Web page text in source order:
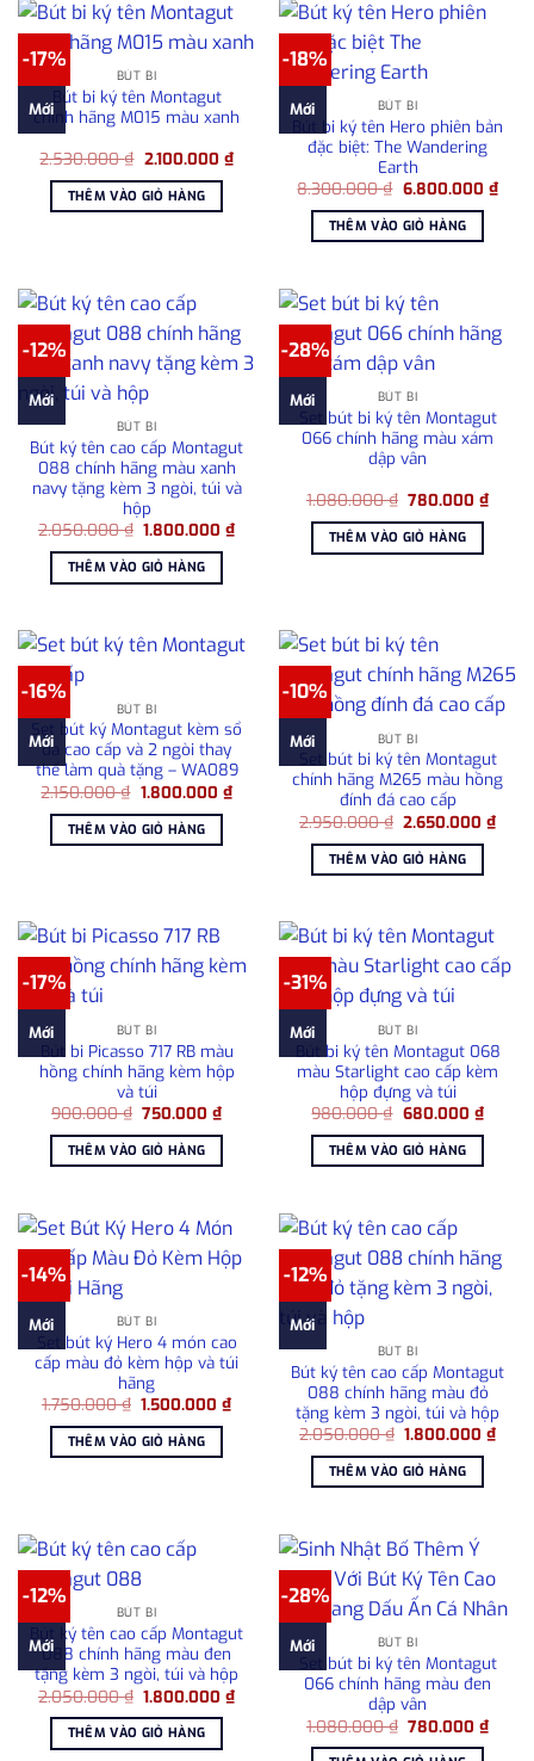
-17%
Mới
BÚT BI
Bút bi ký tên Montagut
chính hãng M015 màu xanh
2.530.000₫ Giá
là:
2.530.000 ₫.
2.100.000 ₫Giá
hiện
2.100.000 ₫.
THÊM VÀO GIỎ HÀNG
-18%
Mới BÚT BI
Bút bi ký tên Hero phiên bản
đặc biệt: The Wandering
Earth
8.300.000₫ Giá
là:
8.300.000 ₫.
6.800.000 ₫Giá
hiện
THÊM VÀO GIỎ HÀNG
-12%
Mới
BÚT BI
Bút ký tên cao cấp Montagut
088 chính hãng màu xanh
navy tặng kèm 3 ngòi, túi và
hộp
2.050.000₫ Giá
là:
2.050.000 ₫.
1.800.000₫Giá
THÊM VÀO GIỎ HÀNG
-28%
Mới BÚT BI
Set bút bi ký tên Montagut
066 chính hãng màu xám
dập vân
1.080.000₫ Giá
là:
1.080.000 ₫.
780.000₫Giá
THÊM VÀO GIỎ HÀNG
-16%
Mới
BÚT BI
Set bút ký Montagut kèm sổ
da cao cấp và 2 ngòi thay
thế làm quà tặng – WA089
2.150.000₫ Giá
là:
2.150.000 ₫.
1.800.000 ₫Giá
hiện
1.800.000 ₫.
THÊM VÀO GIỎ HÀNG
-10%
Mới BÚT BI
Set bút bi ký tên Montagut
chính hãng M265 màu hồng
đính đá cao cấp
2.950.000₫ Giá
là:
2.950.000 ₫.
2.650.000₫Giá
hiện
THÊM VÀO GIỎ HÀNG
-17%
Mới BÚT BI
Bút bi Picasso 717 RB màu
hồng chính hãng kèm hộp
và túi
900.000₫ Giá
là:
900.000 ₫.
750.000₫Giá
hiện
750.000 ₫.
THÊM VÀO GIỎ HÀNG
-31%
Mới BÚT BI
Bút bi ký tên Montagut 068
màu Starlight cao cấp kèm
hộp đựng và túi
980.000₫ Giá
là:
980.000 ₫.
680.000 ₫Giá
hiện
THÊM VÀO GIỎ HÀNG
-14%
Mới BÚT BI
Set bút ký Hero 4 món cao
cấp màu đỏ kèm hộp và túi
hãng
1.750.000₫ Giá
là:
1.750.000 ₫.
1.500.000₫Giá
hiện
1.500.000 ₫.
THÊM VÀO GIỎ HÀNG
-12%
Mới
BÚT BI
Bút ký tên cao cấp Montagut
088 chính hãng màu đỏ
tặng kèm 3 ngòi, túi và hộp
2.050.000₫ Giá
là:
2.050.000 ₫.
1.800.000₫Giá
hiện
THÊM VÀO GIỎ HÀNG
-12%
Mới
BÚT BI
Bút ký tên cao cấp Montagut
088 chính hãng màu đen
tặng kèm 3 ngòi, túi và hộp
2.050.000₫ Giá
là:
2.050.000 ₫.
1.800.000₫Giá
hiện
THÊM VÀO GIỎ HÀNG
-28%
Mới BÚT BI
Set bút bi ký tên Montagut
066 chính hãng màu đen
dập vân
1.080.000₫ Giá
là:
780.000₫Giá
hiện